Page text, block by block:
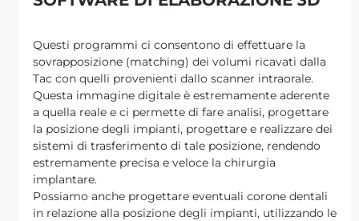
Questi programmi ci consentono di effettuare la
sovrapposizione (matching) dei volumi ricavati dalla
Tac con quelli provenienti dallo scanner intraorale.
Questa immagine digitale è estremamente aderente
a quella reale e ci permette di fare analisi, progettare
la posizione degli impianti, progettare e realizzare dei
sistemi di trasferimento di tale posizione, rendendo
estremamente precisa e veloce la chirurgia
implantare.
Possiamo anche progettare eventuali corone dentali
in relazione alla posizione degli impianti, utilizzando le